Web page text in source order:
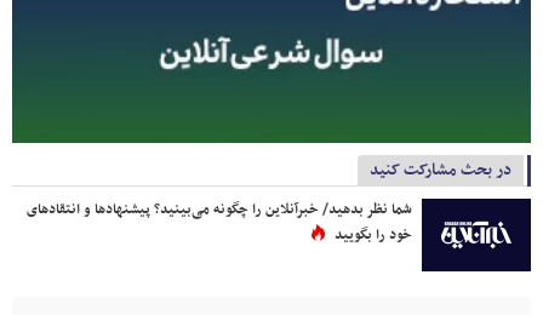
در بحث مشارکت کنید
شما نظر بدهید/ خبرآنلاین را چگونه می‌بینید؟ پیشنهادها و انتقادهای
خود را بگویید